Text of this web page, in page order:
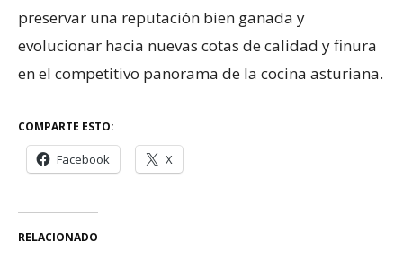
preservar una reputación bien ganada y
evolucionar hacia nuevas cotas de calidad y finura
en el competitivo panorama de la cocina asturiana.
COMPARTE ESTO:
Facebook X
RELACIONADO